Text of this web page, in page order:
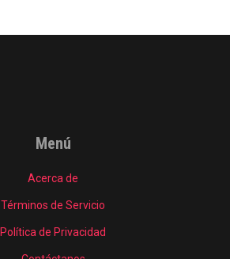
Menú
Acerca de
Términos de Servicio
Política de Privacidad